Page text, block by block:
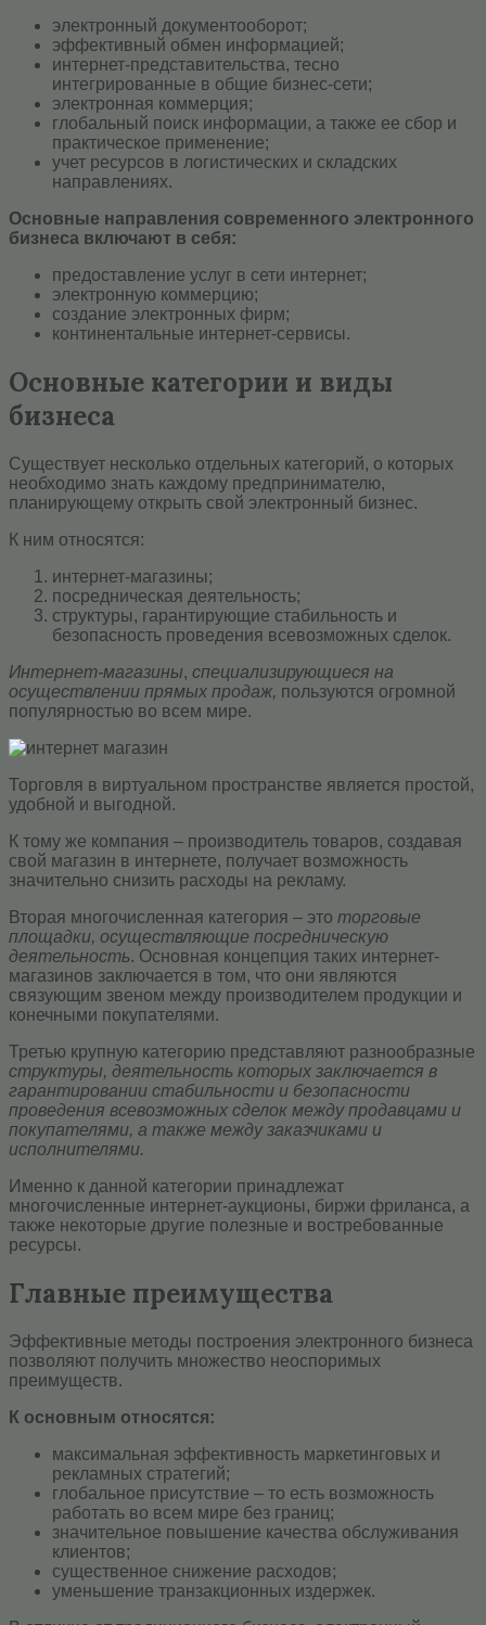
электронный документооборот;
эффективный обмен информацией;
интернет-представительства, тесно
интегрированные в общие бизнес-сети;
электронная коммерция;
глобальный поиск информации, а также ее сбор и
практическое применение;
учет ресурсов в логистических и складских
направлениях.
Основные направления современного электронного
бизнеса включают в себя:
предоставление услуг в сети интернет;
электронную коммерцию;
создание электронных фирм;
континентальные интернет-сервисы.
Основные категории и виды
бизнеса
Существует несколько отдельных категорий, о которых
необходимо знать каждому предпринимателю,
планирующему открыть свой электронный бизнес.
К ним относятся:
интернет-магазины;
посредническая деятельность;
структуры, гарантирующие стабильность и
безопасность проведения всевозможных сделок.
Интернет-магазины, специализирующиеся на
осуществлении прямых продаж, пользуются огромной
популярностью во всем мире.
Торговля в виртуальном пространстве является простой,
удобной и выгодной.
К тому же компания – производитель товаров, создавая
свой магазин в интернете, получает возможность
значительно снизить расходы на рекламу.
Вторая многочисленная категория – это торговые
площадки, осуществляющие посредническую
деятельность. Основная концепция таких интернет-
магазинов заключается в том, что они являются
связующим звеном между производителем продукции и
конечными покупателями.
Третью крупную категорию представляют разнообразные
структуры, деятельность которых заключается в
гарантировании стабильности и безопасности
проведения всевозможных сделок между продавцами и
покупателями, а также между заказчиками и
исполнителями.
Именно к данной категории принадлежат
многочисленные интернет-аукционы, биржи фриланса, а
также некоторые другие полезные и востребованные
ресурсы.
Главные преимущества
Эффективные методы построения электронного бизнеса
позволяют получить множество неоспоримых
преимуществ.
К основным относятся:
максимальная эффективность маркетинговых и
рекламных стратегий;
глобальное присутствие – то есть возможность
работать во всем мире без границ;
значительное повышение качества обслуживания
клиентов;
существенное снижение расходов;
уменьшение транзакционных издержек.